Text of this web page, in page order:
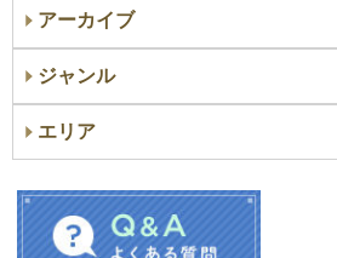
アーカイブ
ジャンル
エリア